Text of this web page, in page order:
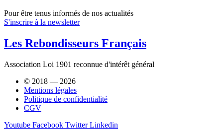
Pour être tenus informés de nos actualités
S'inscrire à la newsletter
Les Rebondisseurs Français
Association Loi 1901 reconnue d'intérêt général
© 2018 — 2026
Mentions légales
Politique de confidentialité
CGV
Youtube Facebook Twitter Linkedin